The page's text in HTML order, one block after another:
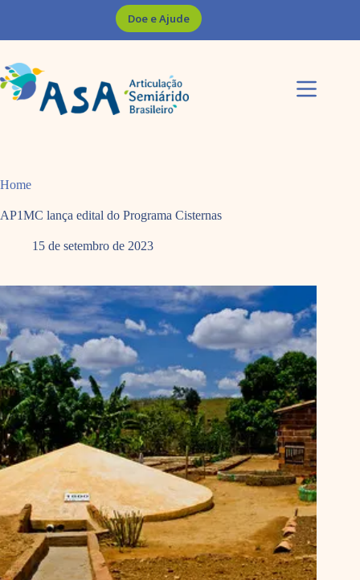
Doe e Ajude
Home
AP1MC lança edital do Programa Cisternas
15 de setembro de 2023